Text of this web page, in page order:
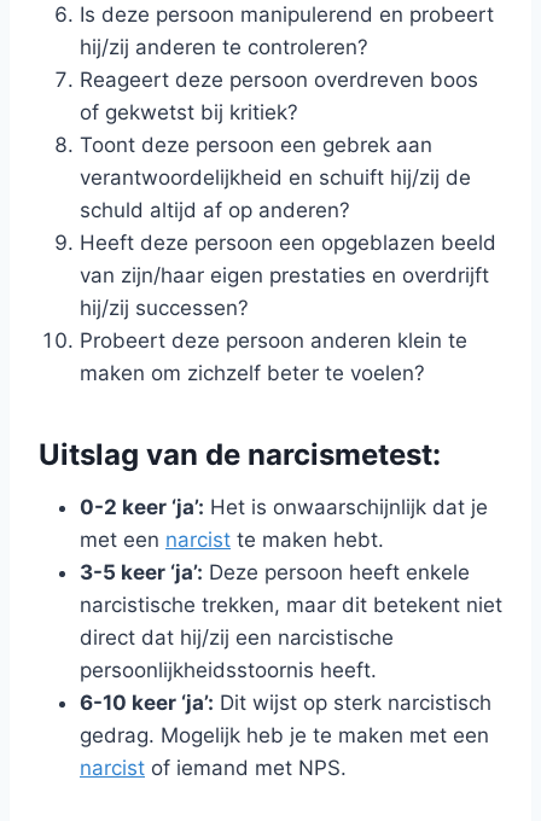
Is deze persoon manipulerend en probeert
hij/zij anderen te controleren?
Reageert deze persoon overdreven boos
of gekwetst bij kritiek?
Toont deze persoon een gebrek aan
verantwoordelijkheid en schuift hij/zij de
schuld altijd af op anderen?
Heeft deze persoon een opgeblazen beeld
van zijn/haar eigen prestaties en overdrijft
hij/zij successen?
Probeert deze persoon anderen klein te
maken om zichzelf beter te voelen?
Uitslag van de narcismetest:
0-2 keer ‘ja’: Het is onwaarschijnlijk dat je
met een narcist te maken hebt.
3-5 keer ‘ja’: Deze persoon heeft enkele
narcistische trekken, maar dit betekent niet
direct dat hij/zij een narcistische
persoonlijkheidsstoornis heeft.
6-10 keer ‘ja’: Dit wijst op sterk narcistisch
gedrag. Mogelijk heb je te maken met een
narcist of iemand met NPS.